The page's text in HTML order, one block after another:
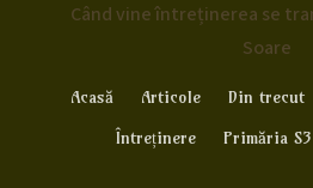
Când vine întreținerea se
Soare
Acasă Articole Din trecut
Întreținere
Primăria S3